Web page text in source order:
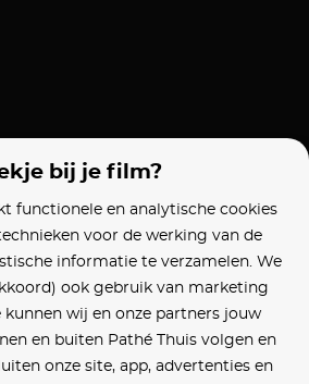
bij je film?
functionele en analytische cookies
voor de werking van de
informatie te verzamelen. We
ook gebruik van marketing
kunnen wij en onze partners jouw
en buiten Pathé Thuis volgen en
onze site, app, advertenties en